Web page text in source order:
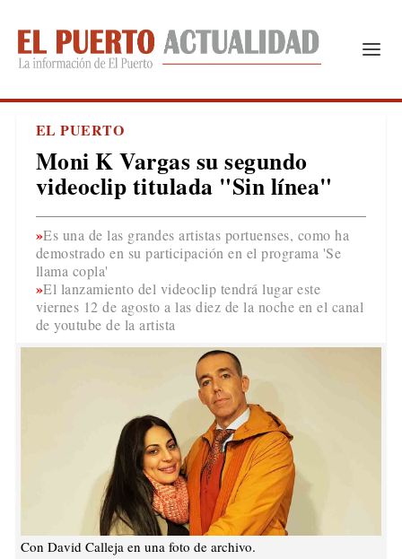
EL PUERTO
Moni K Vargas su segundo
videoclip titulada "Sin línea"
Es una de las grandes artistas portuenses, como ha
demostrado en su participación en el programa 'Se
llama copla'
El lanzamiento del videoclip tendrá lugar este
viernes 12 de agosto a las diez de la noche en el canal
de youtube de la artista
Con David Calleja en una foto de archivo.